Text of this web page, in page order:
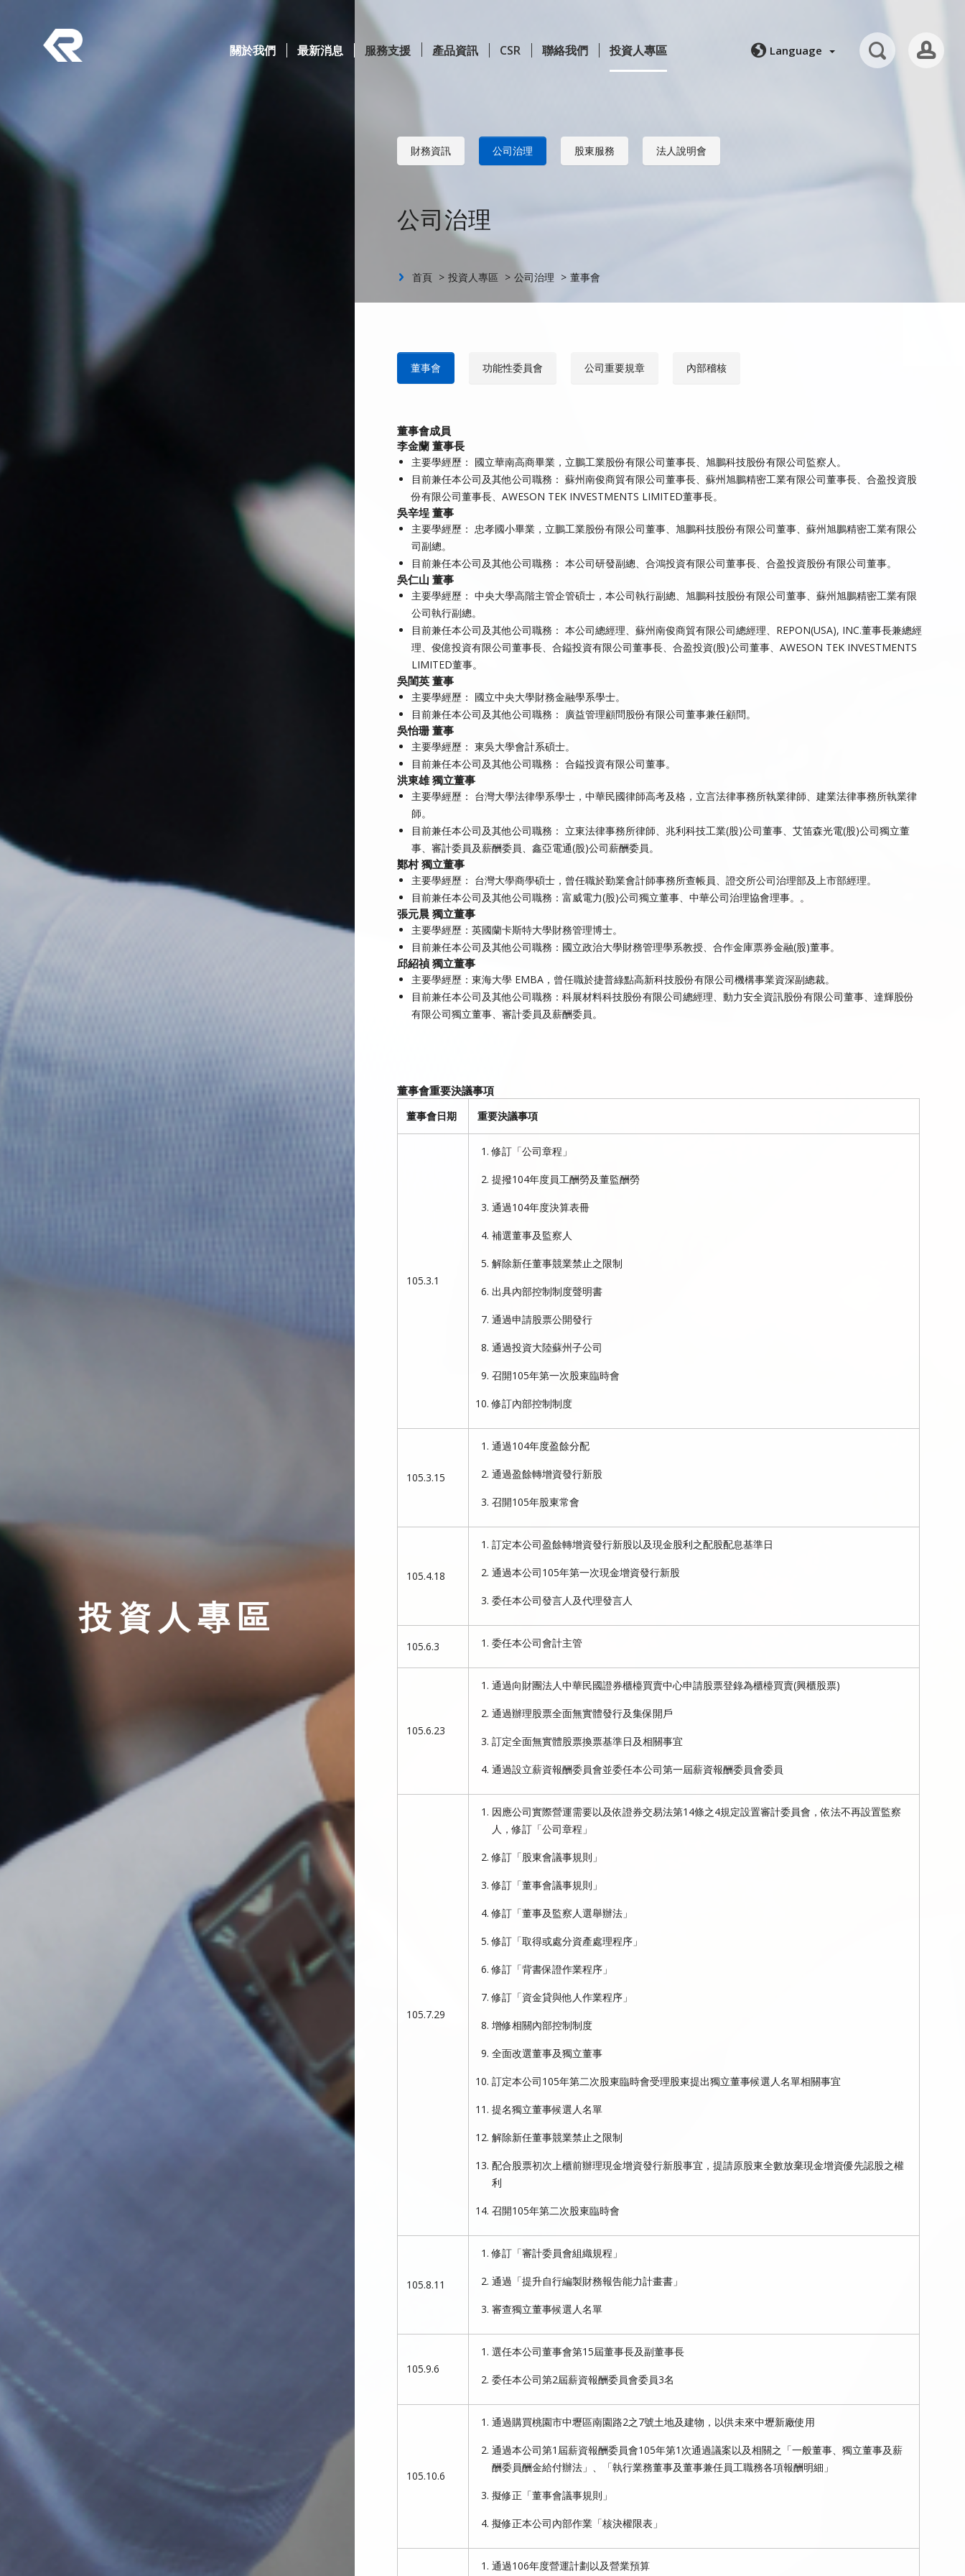
Navigation
關於我們(current)最新消息 服務支援 產品資訊 CSR 聯絡我們 投資人專區 Language
投資人專區
財務資訊 公司治理 股東服務 法人說明會
公司治理
首頁 投資人專區 公司治理 董事會
董事會 功能性委員會 公司重要規章 內部稽核
董事會成員
李金蘭 董事長
主要學經歷： 國立華南高商畢業，立鵬工業股份有限公司董事長、旭鵬科技股份有限公司監察人。
目前兼任本公司及其他公司職務： 蘇州南俊商貿有限公司董事長、蘇州旭鵬精密工業有限公司董事長、合盈投資股
份有限公司董事長、AWESON TEK INVESTMENTS LIMITED董事長。
吳辛埕 董事
主要學經歷： 忠孝國小畢業，立鵬工業股份有限公司董事、旭鵬科技股份有限公司董事、蘇州旭鵬精密工業有限公
司副總。
目前兼任本公司及其他公司職務： 本公司研發副總、合鴻投資有限公司董事長、合盈投資股份有限公司董事。
吳仁山 董事
主要學經歷： 中央大學高階主管企管碩士，本公司執行副總、旭鵬科技股份有限公司董事、蘇州旭鵬精密工業有限
公司執行副總。
目前兼任本公司及其他公司職務： 本公司總經理、蘇州南俊商貿有限公司總經理、REPON(USA), INC.董事長兼總經
理、俊億投資有限公司董事長、合鎰投資有限公司董事長、合盈投資(股)公司董事、AWESON TEK INVESTMENTS
LIMITED董事。
吳閨英 董事
主要學經歷： 國立中央大學財務金融學系學士。
目前兼任本公司及其他公司職務： 廣益管理顧問股份有限公司董事兼任顧問。
吳怡珊 董事
主要學經歷： 東吳大學會計系碩士。
目前兼任本公司及其他公司職務： 合鎰投資有限公司董事。
洪東雄 獨立董事
主要學經歷： 台灣大學法律學系學士，中華民國律師高考及格，立言法律事務所執業律師、建業法律事務所執業律
師。
目前兼任本公司及其他公司職務： 立東法律事務所律師、兆利科技工業(股)公司董事、艾笛森光電(股)公司獨立董
事、審計委員及薪酬委員、鑫亞電通(股)公司薪酬委員。
鄭村 獨立董事
主要學經歷： 台灣大學商學碩士，曾任職於勤業會計師事務所查帳員、證交所公司治理部及上市部經理。
目前兼任本公司及其他公司職務：富威電力(股)公司獨立董事、中華公司治理協會理事。。
張元晨 獨立董事
主要學經歷：英國蘭卡斯特大學財務管理博士。
目前兼任本公司及其他公司職務：國立政治大學財務管理學系教授、合作金庫票券金融(股)董事。
邱紹禎 獨立董事
主要學經歷：東海大學 EMBA，曾任職於捷普綠點高新科技股份有限公司機構事業資深副總裁。
目前兼任本公司及其他公司職務：科展材料科技股份有限公司總經理、動力安全資訊股份有限公司董事、達輝股份
有限公司獨立董事、審計委員及薪酬委員。
董事會重要決議事項
董事會日期 重要決議事項
105.3.1
修訂「公司章程」
提撥104年度員工酬勞及董監酬勞
通過104年度決算表冊
補選董事及監察人
解除新任董事競業禁止之限制
出具內部控制制度聲明書
通過申請股票公開發行
通過投資大陸蘇州子公司
召開105年第一次股東臨時會
修訂內部控制制度
105.3.15
通過104年度盈餘分配
通過盈餘轉增資發行新股
召開105年股東常會
105.4.18
訂定本公司盈餘轉增資發行新股以及現金股利之配股配息基準日
通過本公司105年第一次現金增資發行新股
委任本公司發言人及代理發言人
105.6.3 委任本公司會計主管
105.6.23
通過向財團法人中華民國證券櫃檯買賣中心申請股票登錄為櫃檯買賣(興櫃股票)
通過辦理股票全面無實體發行及集保開戶
訂定全面無實體股票換票基準日及相關事宜
通過設立薪資報酬委員會並委任本公司第一屆薪資報酬委員會委員
105.7.29
因應公司實際營運需要以及依證券交易法第14條之4規定設置審計委員會，依法不再設置監察
人，修訂「公司章程」
修訂「股東會議事規則」
修訂「董事會議事規則」
修訂「董事及監察人選舉辦法」
修訂「取得或處分資產處理程序」
修訂「背書保證作業程序」
修訂「資金貸與他人作業程序」
增修相關內部控制制度
全面改選董事及獨立董事
訂定本公司105年第二次股東臨時會受理股東提出獨立董事候選人名單相關事宜
提名獨立董事候選人名單
解除新任董事競業禁止之限制
配合股票初次上櫃前辦理現金增資發行新股事宜，提請原股東全數放棄現金增資優先認股之權
利
召開105年第二次股東臨時會
105.8.11
修訂「審計委員會組織規程」
通過「提升自行編製財務報告能力計畫書」
審查獨立董事候選人名單
105.9.6
選任本公司董事會第15屆董事長及副董事長
委任本公司第2屆薪資報酬委員會委員3名
105.10.6
通過購買桃園市中壢區南園路2之7號土地及建物，以供未來中壢新廠使用
通過本公司第1屆薪資報酬委員會105年第1次通過議案以及相關之「一般董事、獨立董事及薪
酬委員酬金給付辦法」、「執行業務董事及董事兼任員工職務各項報酬明細」
擬修正「董事會議事規則」
擬修正本公司內部作業「核決權限表」
通過106年度營運計劃以及營業預算